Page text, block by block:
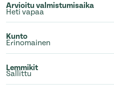
Arvioitu valmistumisaika
Heti vapaa
Kunto
Erinomainen
Lemmikit
Sallittu